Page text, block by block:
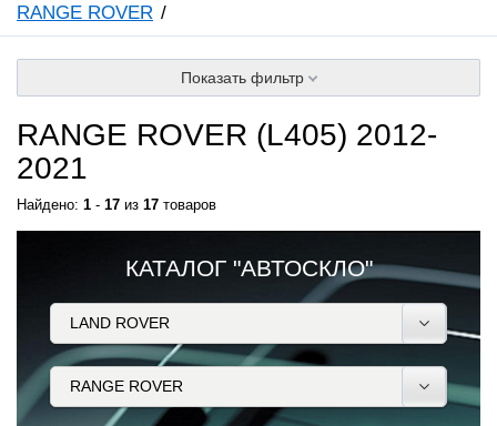
RANGE ROVER
Показать фильтр
RANGE ROVER (L405) 2012-
2021
Найдено: 1 - 17 из 17 товаров
КАТАЛОГ "АВТОСКЛО"